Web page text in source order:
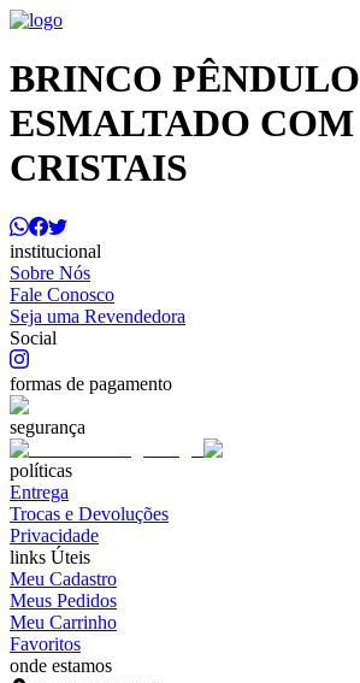
BRINCO PÊNDULO
ESMALTADO COM
CRISTAIS
institucional
Sobre Nós
Fale Conosco
Seja uma Revendedora
Social
formas de pagamento
segurança
políticas
Entrega
Trocas e Devoluções
Privacidade
links Úteis
Meu Cadastro
Meus Pedidos
Meu Carrinho
Favoritos
onde estamos